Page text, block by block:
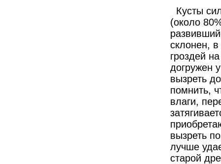
Кусты
(около
склонен,
гроздей
догружен
вызреть
помнить,
влаги,
вызреть
лучше
старой